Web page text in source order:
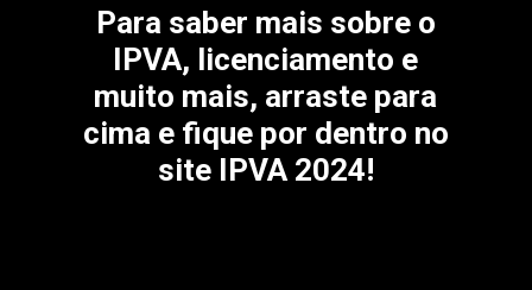
Para saber mais sobre o
IPVA, licenciamento e
muito mais, arraste para
cima e fique por dentro no
site IPVA 2024!